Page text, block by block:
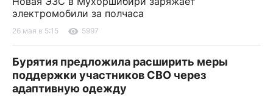
электромобили за полчаса
26 мая в 5:15 5997
Бурятия предложила расширить меры
поддержки участников СВО через
адаптивную одежду